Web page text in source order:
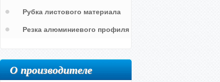
Рубка листового материала
Резка алюминиевого профиля
О производителе